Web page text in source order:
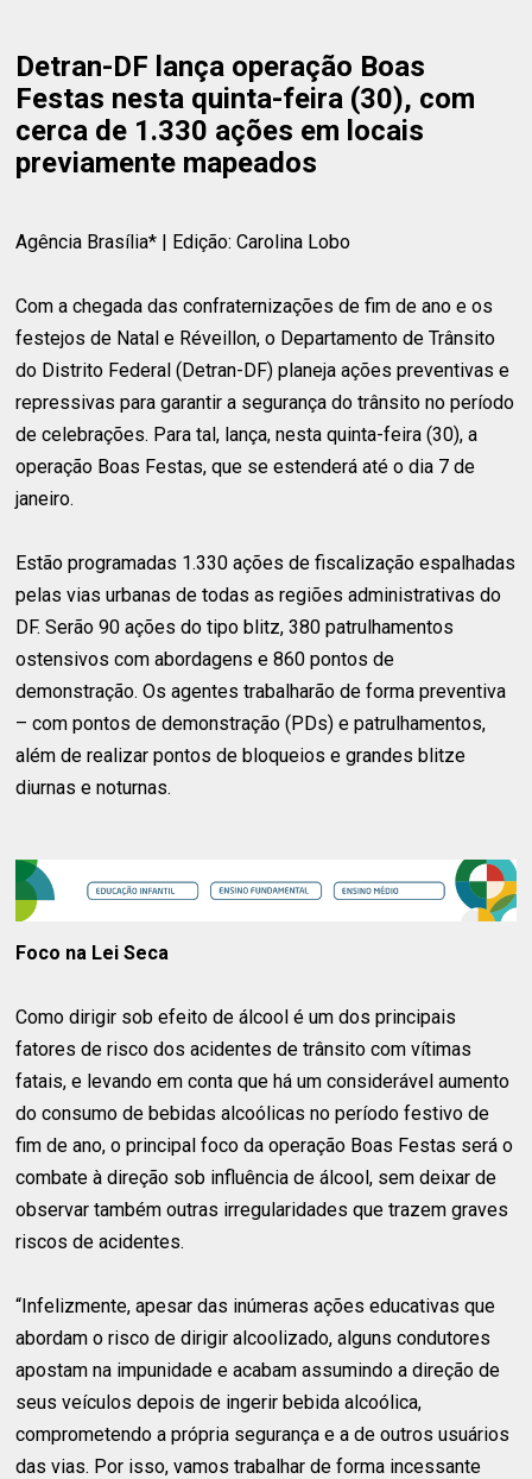
Detran-DF lança operação Boas
Festas nesta quinta-feira (30), com
cerca de 1.330 ações em locais
previamente mapeados
Agência Brasília* | Edição: Carolina Lobo
Com a chegada das confraternizações de fim de ano e os
festejos de Natal e Réveillon, o Departamento de Trânsito
do Distrito Federal (Detran-DF) planeja ações preventivas e
repressivas para garantir a segurança do trânsito no período
de celebrações. Para tal, lança, nesta quinta-feira (30), a
operação Boas Festas, que se estenderá até o dia 7 de
janeiro.
Estão programadas 1.330 ações de fiscalização espalhadas
pelas vias urbanas de todas as regiões administrativas do
DF. Serão 90 ações do tipo blitz, 380 patrulhamentos
ostensivos com abordagens e 860 pontos de
demonstração. Os agentes trabalharão de forma preventiva
– com pontos de demonstração (PDs) e patrulhamentos,
além de realizar pontos de bloqueios e grandes blitze
diurnas e noturnas.
Foco na Lei Seca
Como dirigir sob efeito de álcool é um dos principais
fatores de risco dos acidentes de trânsito com vítimas
fatais, e levando em conta que há um considerável aumento
do consumo de bebidas alcoólicas no período festivo de
fim de ano, o principal foco da operação Boas Festas será o
combate à direção sob influência de álcool, sem deixar de
observar também outras irregularidades que trazem graves
riscos de acidentes.
“Infelizmente, apesar das inúmeras ações educativas que
abordam o risco de dirigir alcoolizado, alguns condutores
apostam na impunidade e acabam assumindo a direção de
seus veículos depois de ingerir bebida alcoólica,
comprometendo a própria segurança e a de outros usuários
das vias. Por isso, vamos trabalhar de forma incessante